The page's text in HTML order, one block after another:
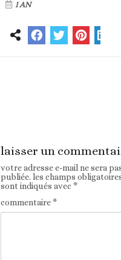
1 AN
laisser un
votre adresse e-mail ne sera
publiée. les champs
sont indiqués avec*
commentaire*